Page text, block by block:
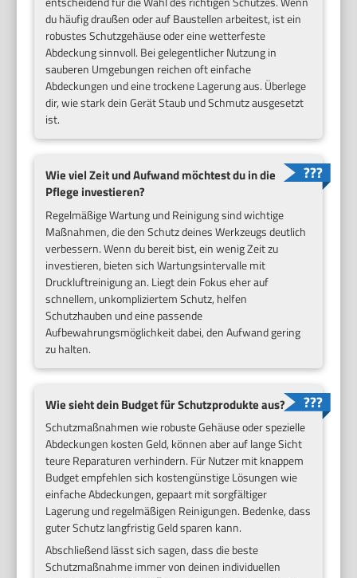
du häufig draußen oder auf Baustellen arbeitest, ist ein
robustes Schutzgehäuse oder eine wetterfeste
Abdeckung sinnvoll. Bei gelegentlicher Nutzung in
sauberen Umgebungen reichen oft einfache
Abdeckungen und eine trockene Lagerung aus. Überlege
dir, wie stark dein Gerät Staub und Schmutz ausgesetzt
ist.
Wie viel Zeit und Aufwand möchtest du in die
Pflege investieren?
Regelmäßige Wartung und Reinigung sind wichtige
Maßnahmen, die den Schutz deines Werkzeugs deutlich
verbessern. Wenn du bereit bist, ein wenig Zeit zu
investieren, bieten sich Wartungsintervalle mit
Druckluftreinigung an. Liegt dein Fokus eher auf
schnellem, unkompliziertem Schutz, helfen
Schutzhauben und eine passende
Aufbewahrungsmöglichkeit dabei, den Aufwand gering
zu halten.
Wie sieht dein Budget für Schutzprodukte aus?
Schutzmaßnahmen wie robuste Gehäuse oder spezielle
Abdeckungen kosten Geld, können aber auf lange Sicht
teure Reparaturen verhindern. Für Nutzer mit knappem
Budget empfehlen sich kostengünstige Lösungen wie
einfache Abdeckungen, gepaart mit sorgfältiger
Lagerung und regelmäßigen Reinigungen. Bedenke, dass
guter Schutz langfristig Geld sparen kann.
Abschließend lässt sich sagen, dass die beste
Schutzmaßnahme immer von deinen individuellen